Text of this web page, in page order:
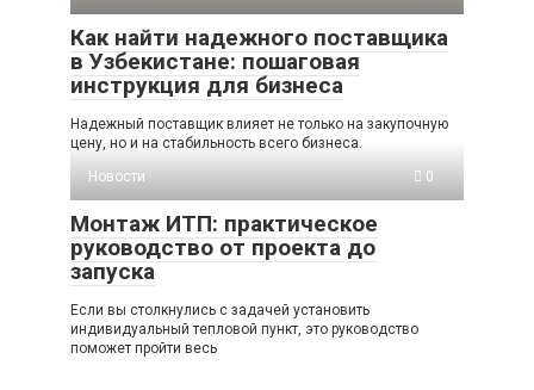
Как найти надежного поставщика
в Узбекистане: пошаговая
инструкция для бизнеса
Надежный поставщик влияет не только на закупочную
цену, но и на стабильность всего бизнеса.
Новости
0
Монтаж ИТП: практическое
руководство от проекта до
запуска
Если вы столкнулись с задачей установить
индивидуальный тепловой пункт, это руководство
поможет пройти весь